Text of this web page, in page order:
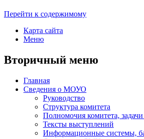
Перейти к содержимому
Карта сайта
Меню
Вторичный меню
Главная
Сведения о МОУО
Руководство
Структура комитета
Полномочия комитета,
Тексты выступлений
Информационные системы,